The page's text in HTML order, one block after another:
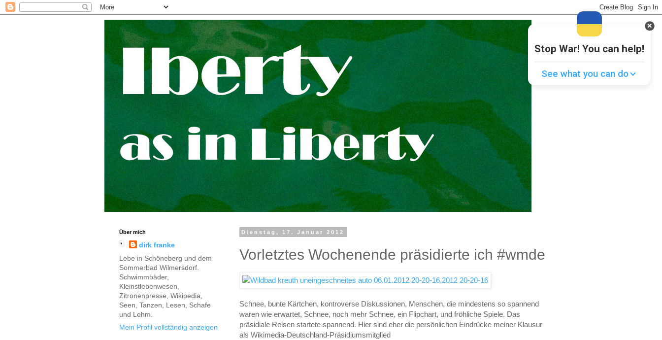
Dienstag, 17. Januar 2012
Vorletztes Wochenende präsidierte ich #wmde
Schnee, bunte Kärtchen, kontroverse Diskussionen, Menschen, die mindestens so spannend
waren wie erwartet, Schnee, noch mehr Schnee, ein Flipchart, und fröhliche Spiele. Das
präsidiale Reisen startete spannend. Hier sind eher die persönlichen Eindrücke meiner Klausur
als Wikimedia-Deutschland-Präsidiumsmitglied
Über mich
dirk franke
Lebe in Schöneberg und dem
Sommerbad Wilmersdorf.
Schwimmbäder,
Kleinstlebenwesen,
Zitronenpresse, Wikipedia,
Seen, Tanzen, Lesen, Schafe
und Lehm.
Mein Profil vollständig anzeigen
Stop War! You can help!
See what you can do